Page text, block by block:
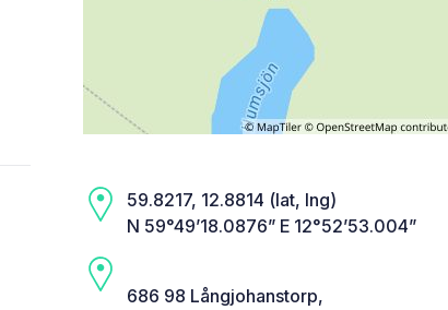
59.8217, 12.8814 (lat, lng)
N 59°49’18.0876” E 12°52’53.004”
686 98 Långjohanstorp,